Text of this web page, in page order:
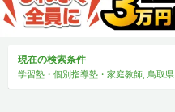
現在の検索条件
学習塾・個別指導塾・家庭教師, 鳥取県